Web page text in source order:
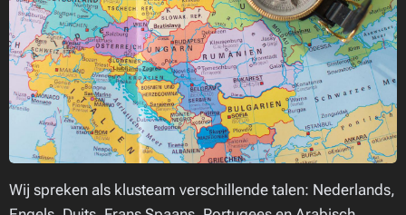
Wij spreken als klusteam verschillende talen: Nederlands,